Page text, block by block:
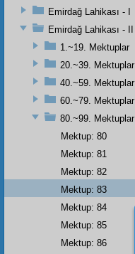
Emirdağ Lahikası - I
Emirdağ Lahikası - II
1.~19. Mektuplar
20.~39. Mektuplar
40.~59. Mektuplar
60.~79. Mektuplar
80.~99. Mektuplar
Mektup: 80
Mektup: 81
Mektup: 82
Mektup: 83
Mektup: 84
Mektup: 85
Mektup: 86